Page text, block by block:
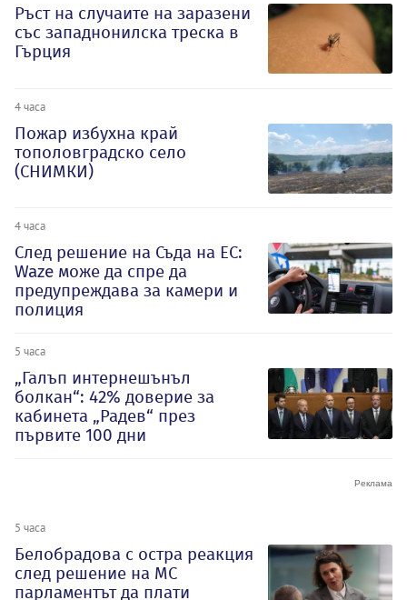
Ръст на случаите на заразени
със западнонилска треска в
Гърция
4 часа
Пожар избухна край
тополовградско село
(СНИМКИ)
4 часа
След решение на Съда на ЕС:
Waze може да спре да
предупреждава за камери и
полиция
5 часа
„Галъп интернешънъл
болкан“: 42% доверие за
кабинета „Радев“ през
първите 100 дни
5 часа
Белобрадова с остра реакция
след решение на МС
парламентът да плати